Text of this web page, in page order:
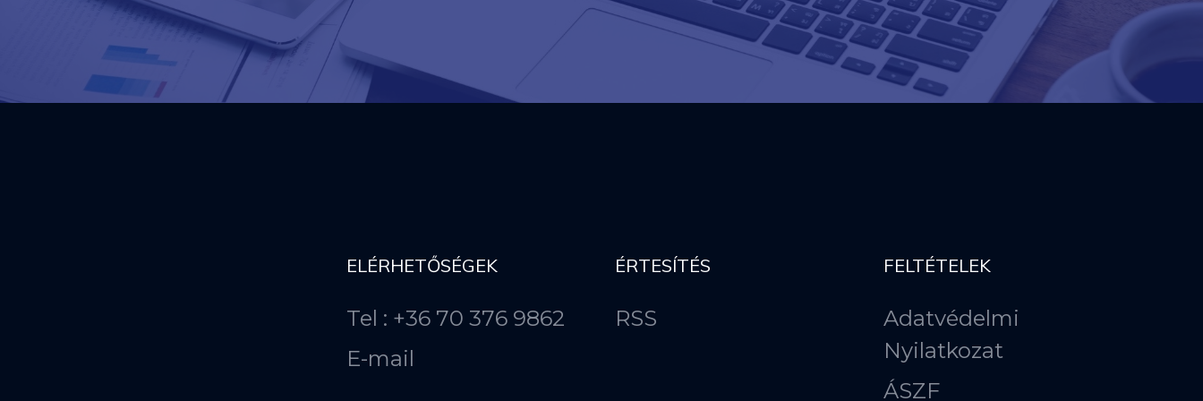
ELÉRHETŐSÉGEK
Tel : +36 70 376 9862
E-mail
ÉRTESÍTÉS
RSS
FELTÉTELEK
Adatvédelmi
Nyilatkozat
ÁSZF